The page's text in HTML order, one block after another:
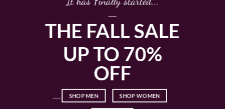
THE FALL SALE
UP TO 70%
OFF
SHOP MEN SHOP WOMEN